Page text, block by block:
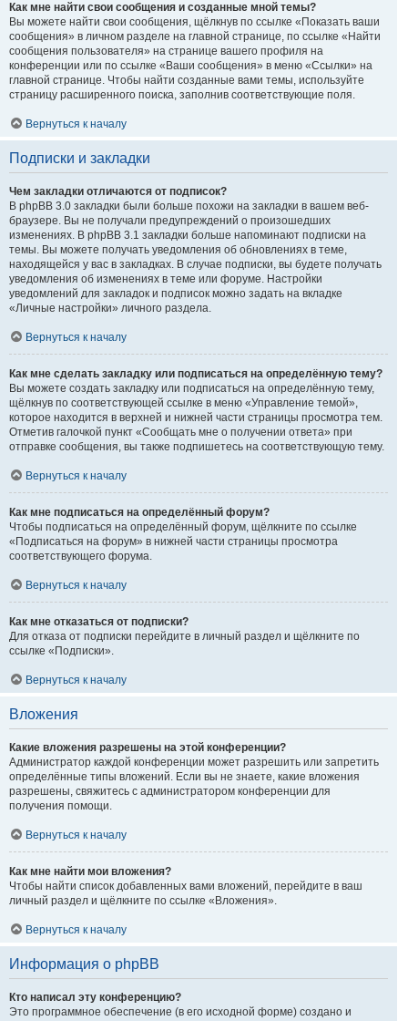
Как мне найти свои сообщения и созданные мной темы?
Вы можете найти свои сообщения, щёлкнув по ссылке «Показать ваши
сообщения» в личном разделе на главной странице, по ссылке «Найти
сообщения пользователя» на странице вашего профиля на
конференции или по ссылке «Ваши сообщения» в меню «Ссылки» на
главной странице. Чтобы найти созданные вами темы, используйте
страницу расширенного поиска, заполнив соответствующие поля.
Вернуться к началу
Подписки и закладки
Чем закладки отличаются от подписок?
В phpBB 3.0 закладки были больше похожи на закладки в вашем веб-
браузере. Вы не получали предупреждений о произошедших
изменениях. В phpBB 3.1 закладки больше напоминают подписки на
темы. Вы можете получать уведомления об обновлениях в теме,
находящейся у вас в закладках. В случае подписки, вы будете получать
уведомления об изменениях в теме или форуме. Настройки
уведомлений для закладок и подписок можно задать на вкладке
«Личные настройки» личного раздела.
Вернуться к началу
Как мне сделать закладку или подписаться на определённую тему?
Вы можете создать закладку или подписаться на определённую тему,
щёлкнув по соответствующей ссылке в меню «Управление темой»,
которое находится в верхней и нижней части страницы просмотра тем.
Отметив галочкой пункт «Сообщать мне о получении ответа» при
отправке сообщения, вы также подпишетесь на соответствующую тему.
Вернуться к началу
Как мне подписаться на определённый форум?
Чтобы подписаться на определённый форум, щёлкните по ссылке
«Подписаться на форум» в нижней части страницы просмотра
соответствующего форума.
Вернуться к началу
Как мне отказаться от подписки?
Для отказа от подписки перейдите в личный раздел и щёлкните по
ссылке «Подписки».
Вернуться к началу
Вложения
Какие вложения разрешены на этой конференции?
Администратор каждой конференции может разрешить или запретить
определённые типы вложений. Если вы не знаете, какие вложения
разрешены, свяжитесь с администратором конференции для
получения помощи.
Вернуться к началу
Как мне найти мои вложения?
Чтобы найти список добавленных вами вложений, перейдите в ваш
личный раздел и щёлкните по ссылке «Вложения».
Вернуться к началу
Информация о phpBB
Кто написал эту конференцию?
Это программное обеспечение (в его исходной форме) создано и